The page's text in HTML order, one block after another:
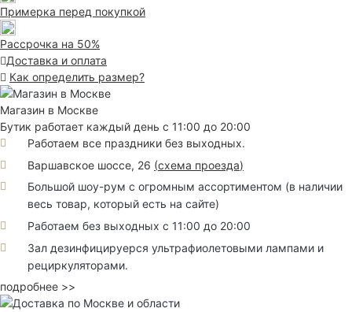
Примерка перед покупкой
Рассрочка на 50%
Доставка и оплата
Как определить размер?
Магазин в Москве
Бутик работает каждый день с 11:00 до 20:00
Работаем все праздники без выходных.
Варшавское шоссе, 26 (схема проезда)
Большой шоу-рум с огромным ассортиментом (в наличии
весь товар, который есть на сайте)
Работаем без выходных с 11:00 до 20:00
Зал дезинфицируерся ультрафиолетовыми лампами и
рециркуляторами.
подробнее >>